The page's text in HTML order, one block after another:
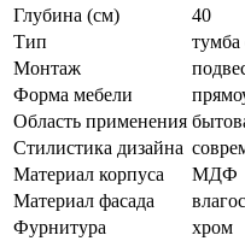
Глубина (см)
40
Тип
тумба
Монтаж
Форма мебели
Область применения
Стилистика дизайна
Материал корпуса
МДФ
Материал фасада
Фурнитура
хром